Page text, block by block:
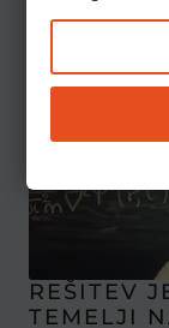
REŠITEV
TEMELJI